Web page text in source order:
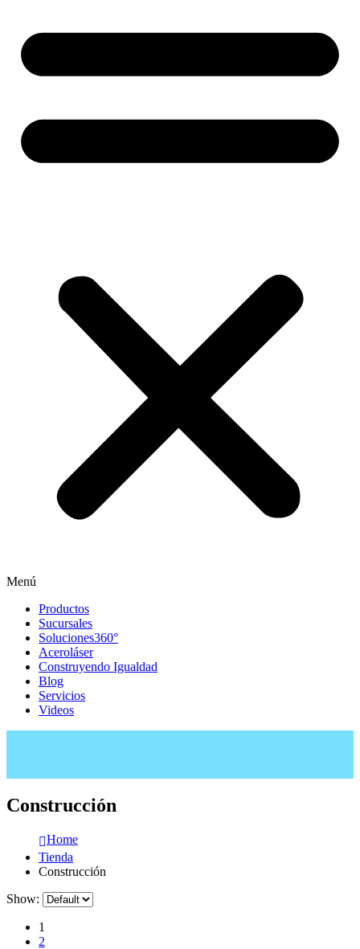
Menú
Productos
Sucursales
Soluciones360°
Aceroláser
Construyendo Igualdad
Blog
Servicios
Videos
Construcción
Home
Tienda
Construcción
Show:
1
2